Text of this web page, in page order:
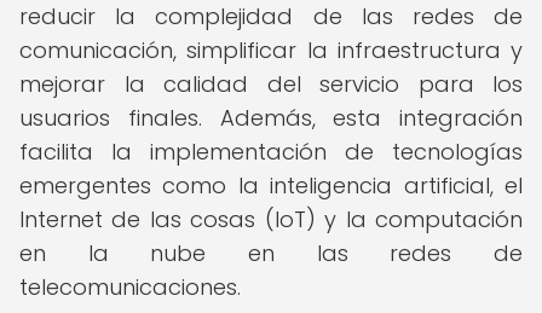
reducir la complejidad de las redes de
comunicación, simplificar la infraestructura y
mejorar la calidad del servicio para los
usuarios finales. Además, esta integración
facilita la implementación de tecnologías
emergentes como la inteligencia artificial, el
Internet de las cosas (IoT) y la computación
en la nube en las redes de
telecomunicaciones.